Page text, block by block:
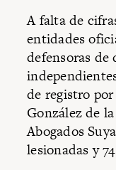
A falta de
entidades
defensoras de
de registro
González de
Abogados
lesionadas y